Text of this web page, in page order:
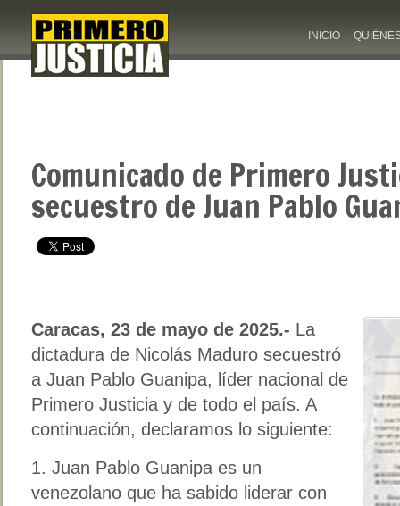
INICIO
Comunicado de Primero
secuestro de Juan Pablo
Caracas, 23 de mayo de 2025.- La
dictadura de Nicolás Maduro secuestró
a Juan Pablo Guanipa, líder nacional de
Primero Justicia y de todo el país. A
continuación, declaramos lo siguiente:
1. Juan Pablo Guanipa es un
venezolano que ha sabido liderar con